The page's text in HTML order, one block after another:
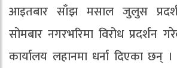
आइतबार साँझ मसाल जुलुस
सोमबार नगरभरिमा विरोध प्रदर्शन
कार्यालय लहानमा धर्ना दिएका छन्